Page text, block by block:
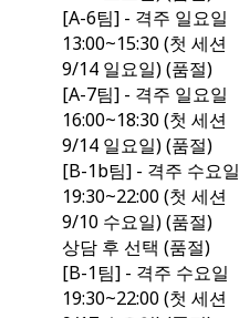
[A-6팀] - 격주 일요일
13:00~15:30 (첫 세션
9/14 일요일) (품절)
[A-7팀] - 격주 일요일
16:00~18:30 (첫 세션
9/14 일요일) (품절)
[B-1b팀] - 격주 수요일
19:30~22:00 (첫 세션
9/10 수요일) (품절)
상담 후 선택 (품절)
[B-1팀] - 격주 수요일
19:30~22:00 (첫 세션